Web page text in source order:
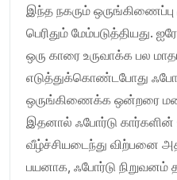
இந்த நகரும்
பெரிதும் மேம்படுத்தியது.
ஒரு காரை உருவாக்க பல
எடுத்துக்கொண்டபோது
ஒருங்கிணைக்க ஒன்றரை
இதனால் ஃபோர்டு கார்களின்
வீழ்ச்சியடைந்து விற்பனை
பயனாக, ஃபோர்டு நிறுவனம்